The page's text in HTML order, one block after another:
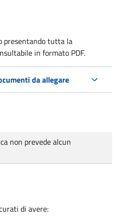
presentando tutta la
in formato PDF.
da allegare
non prevede alcun
di avere: